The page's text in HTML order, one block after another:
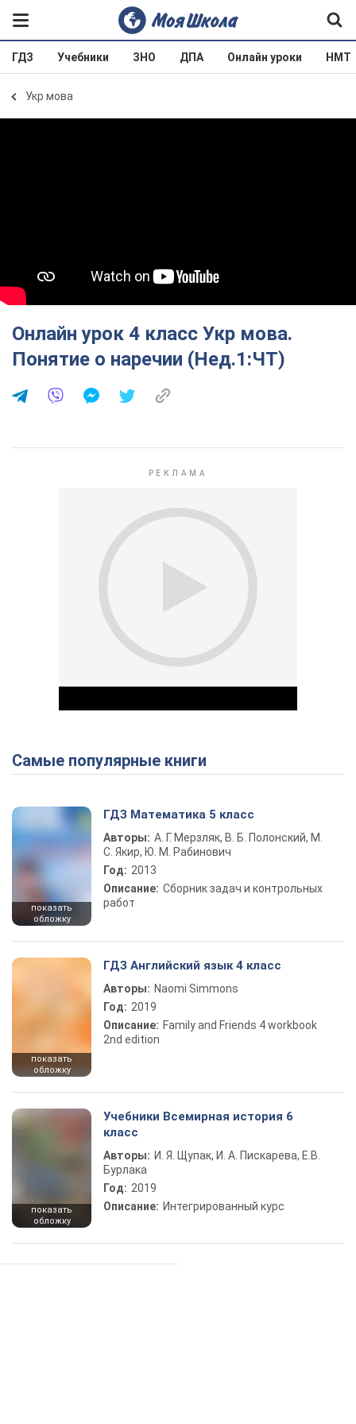
ГДЗ Учебники ЗНО ДПА Онлайн уроки НМТ
Укр мова
Онлайн урок 4 класс Укр мова.
Понятие о наречии (Нед.1:ЧТ)
Play Video
Самые популярные книги
показать
обложку
ГДЗ Математика 5 класс
Авторы: А. Г. Мерзляк, В. Б. Полонский, М.
С. Якир, Ю. М. Рабинович
Год: 2013
Описание: Сборник задач и контрольных
работ
показать
обложку
ГДЗ Английский язык 4 класс
Авторы: Naomi Simmons
Год: 2019
Описание: Family and Friends 4 workbook
2nd edition
показать
обложку
Учебники Всемирная история 6
класс
Авторы: И. Я. Щупак, И. А. Пискарева, Е.В.
Бурлака
Год: 2019
Описание: Интегрированный курс